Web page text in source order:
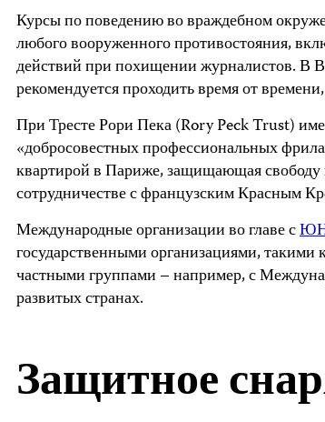
Курсы по поведению во враждебном
любого вооруженного противостояния,
действий при похищении журналистов. В
рекомендуется проходить время от
При Тресте Рори Пека (Rory Peck Trust)
«добросовестных профессиональных
квартирой в Париже, защищающая свободу
сотрудничестве с французским Красным
Международные организации во главе с
государственными организациями, такими
частными группами – например, с
развитых странах.
Защитное